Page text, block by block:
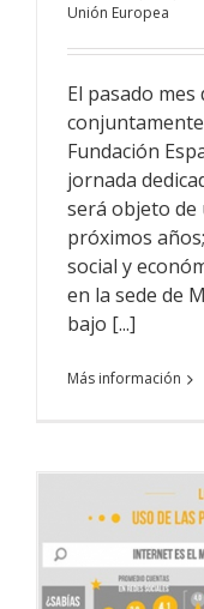
Unión Europea
El pasado
Fundación
jornada
será objeto de
próximos
social y
en la sede de
bajo [...]
Más información